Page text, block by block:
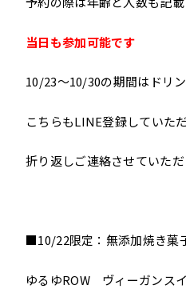
当日も参加可能です
10/23～10/30の期間はドリ
こちらもLINE登録していた
折り返しご連絡させていただ
■10/22限定：無添加焼き菓
ゆるゆROW ヴィーガンス